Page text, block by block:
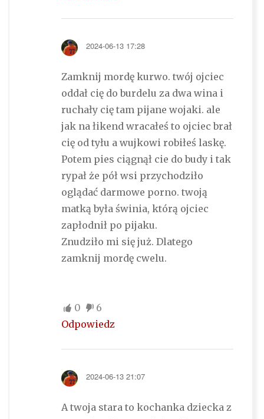
2024-06-13 17:28
Zamknij mordę kurwo. twój ojciec
oddał cię do burdelu za dwa wina i
ruchały cię tam pijane wojaki. ale
jak na łikend wracałeś to ojciec brał
cię od tyłu a wujkowi robiłeś laskę.
Potem pies ciągnął cie do budy i tak
rypał że pół wsi przychodziło
oglądać darmowe porno. twoją
matką była świnia, którą ojciec
zapłodnił po pijaku.
Znudziło mi się już. Dlatego
zamknij mordę cwelu.
0
6
Odpowiedz
2024-06-13 21:07
A twoja stara to kochanka dziecka z